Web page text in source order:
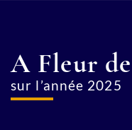
A Fleur
sur l’année 2025